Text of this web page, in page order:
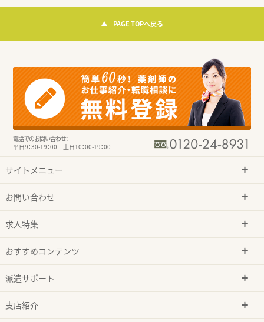
PAGE TOPへ戻る
電話でのお問い合わせ：
平日9：30-19：00 土日10：00-19：00
サイトメニュー
お問い合わせ
求人特集
おすすめコンテンツ
派遣サポート
支店紹介